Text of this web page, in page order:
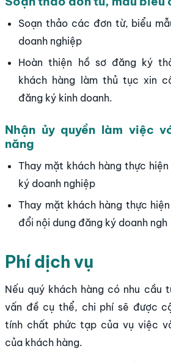
Soạn thảo các đơn từ, biểu
doanh nghiệp
Hoàn thiện hồ sơ đăng ký
khách hàng làm thủ tục xin
đăng ký kinh doanh.
Nhận ủy quyền làm việc
năng
Thay mặt khách hàng thực
ký doanh nghiệp
Thay mặt khách hàng thực
đổi nội dung đăng ký doanh ngh
Phí dịch vụ
Nếu quý khách hàng có nhu cầu
vấn đề cụ thể, chi phí sẽ được
tính chất phức tạp của vụ việc
của khách hàng.